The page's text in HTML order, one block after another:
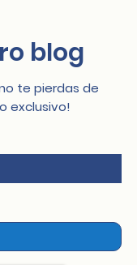
blog
te pierdas de
exclusivo!